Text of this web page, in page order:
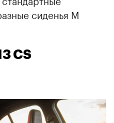
сиденья M
CS